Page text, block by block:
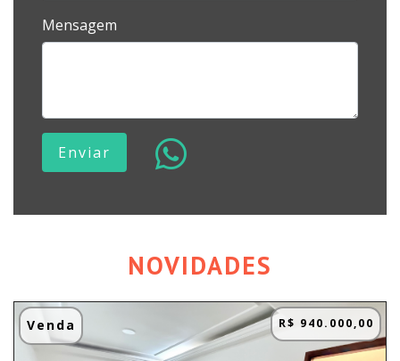
Mensagem
Enviar
NOVIDADES
Venda R$ 940.000,00